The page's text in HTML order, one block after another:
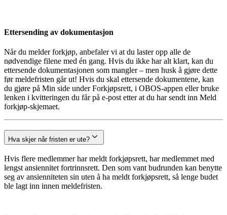
Ettersending av dokumentasjon
Når du melder forkjøp, anbefaler vi at du laster opp alle de
nødvendige filene med én gang. Hvis du ikke har alt klart, kan du
ettersende dokumentasjonen som mangler – men husk å gjøre dette
før meldefristen går ut! Hvis du skal ettersende dokumentene, kan
du gjøre på Min side under Forkjøpsrett, i OBOS-appen eller bruke
lenken i kvitteringen du får på e-post etter at du har sendt inn Meld
forkjøp-skjemaet.
Hva skjer når fristen er ute?
Hvis flere medlemmer har meldt forkjøpsrett, har medlemmet med
lengst ansiennitet fortrinnsrett. Den som vant budrunden kan benytte
seg av ansienniteten sin uten å ha meldt forkjøpsrett, så lenge budet
ble lagt inn innen meldefristen.